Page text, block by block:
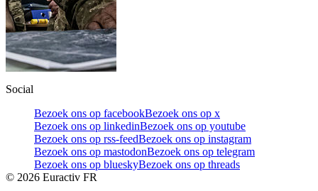
Social
Bezoek ons op facebookBezoek ons op x
Bezoek ons op linkedinBezoek ons op youtube
Bezoek ons op rss-feedBezoek ons op instagram
Bezoek ons op mastodonBezoek ons op telegram
Bezoek ons op blueskyBezoek ons op threads
© 2026 Euractiv FR